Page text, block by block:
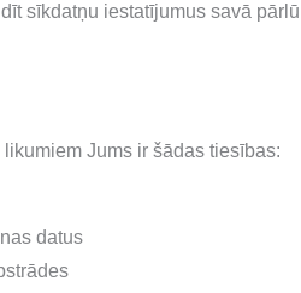
sīkdatņu iestatījumus savā
Jums ir šādas tiesības:
datus